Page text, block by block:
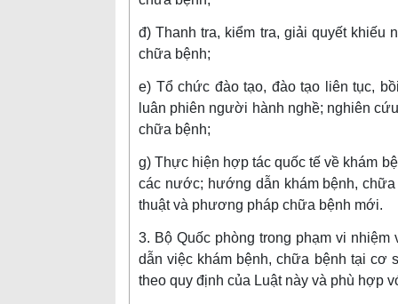
đ) Thanh tra, kiểm tra, giải quyết khiếu
chữa bệnh;
e) Tổ chức đào tạo, đào tạo liên tục,
luân phiên người hành nghề; nghiên
chữa bệnh;
g) Thực hiện hợp tác quốc tế về khám
các nước; hướng dẫn khám bệnh,
thuật và phương pháp chữa bệnh mới.
3. Bộ Quốc phòng trong phạm vi
dẫn việc khám bệnh, chữa bệnh tại cơ
theo quy định của Luật này và phù hợp